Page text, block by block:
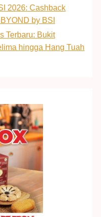
2026: Cashback
by BSI
Terbaru: Bukit
hingga Hang Tuah